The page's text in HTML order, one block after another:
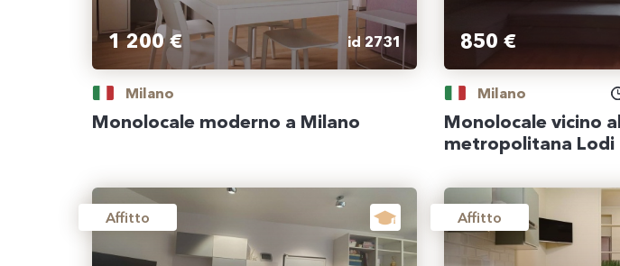
1 200 € id 2731
Milano
Monolocale moderno a Milano
850 €
Milano
Monolocale vicino
metropolitana Lodi
Affitto Affitto